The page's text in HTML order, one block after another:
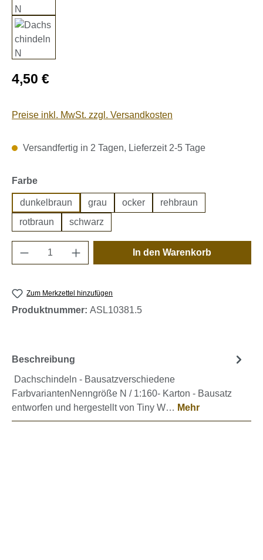
Regulärer Preis:
4,50 €
Preise inkl. MwSt. zzgl. Versandkosten
Versandfertig in 2 Tagen, Lieferzeit 2-5 Tage
Farbeauswählen
dunkelbraun grau ocker
rehbraun
rotbraun
schwarz
Produkt Anzahl: Gib den gewünschten
In den Warenkorb
Zum Merkzettel hinzufügen
Produktnummer: ASL10381.5
Beschreibung
Dachschindeln - Bausatzverschiedene
FarbvariantenNenngröße N / 1:160- Karton - Bausatz
entworfen und hergestellt von Tiny W… Mehr